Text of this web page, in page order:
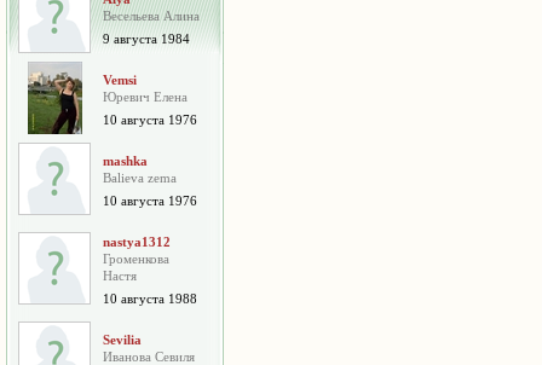
Весельева Алина
9 августа 1984
Vemsi
Юревич Елена
10 августа 1976
mashka
Balieva zema
10 августа 1976
nastya1312
Громенкова
Настя
10 августа 1988
Sevilia
Иванова Севиля